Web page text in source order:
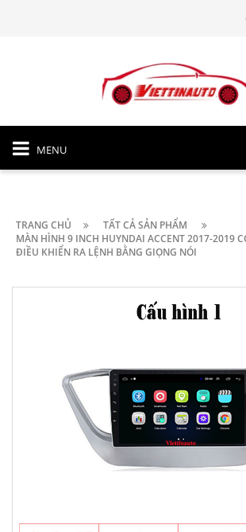
MENU
TRANG CHỦ
TẤT CẢ SẢN PHẨM
MÀN HÌNH 9 INCH HUYNDAI ACCENT 2017-2019
ĐIỀU KHIỂN RA LỆNH BẰNG GIỌNG NÓI